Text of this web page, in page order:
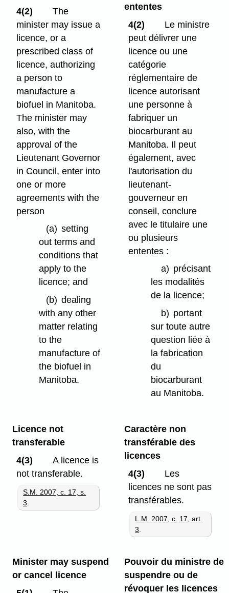
4(2)
The
minister may issue a
licence, or a
prescribed class of
licence, authorizing
a person to
manufacture a
biofuel in Manitoba.
The minister may
also, with the
approval of the
Lieutenant Governor
in Council, enter into
one or more
agreements with the
person
(a) setting
out terms and
conditions that
apply to the
licence; and
(b) dealing
with any other
matter relating
to the
manufacture of
the biofuel in
Manitoba.
ententes
4(2)
Le ministre
peut délivrer une
licence ou une
catégorie
réglementaire de
licence autorisant
une personne à
fabriquer un
biocarburant au
Manitoba. Il peut
également, avec
l'autorisation du
lieutenant-
gouverneur en
conseil, conclure
avec le titulaire une
ou plusieurs
ententes :
a) précisant
les modalités
de la licence;
b) portant
sur toute autre
question liée à
la fabrication
du
biocarburant
au Manitoba.
Licence not
transferable
4(3)
A licence is
not transferable.
S.M. 2007, c. 17, s.
3
Caractère non
transférable des
licences
4(3)
Les
licences ne sont pas
transférables.
L.M. 2007, c. 17, art.
3
Minister may suspend
or cancel licence
Pouvoir du ministre de
suspendre ou de
révoquer les licences